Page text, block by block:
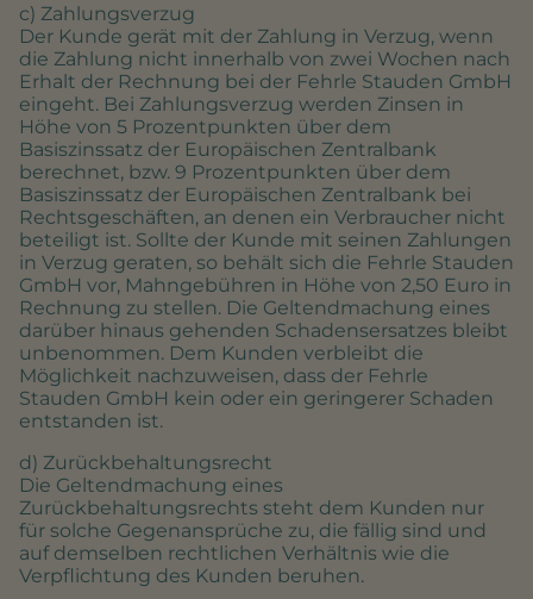
c) Zahlungsverzug
Der Kunde gerät mit der Zahlung in Verzug, wenn
die Zahlung nicht innerhalb von zwei Wochen nach
Erhalt der Rechnung bei der Fehrle Stauden GmbH
eingeht. Bei Zahlungsverzug werden Zinsen in
Höhe von 5 Prozentpunkten über dem
Basiszinssatz der Europäischen Zentralbank
berechnet, bzw. 9 Prozentpunkten über dem
Basiszinssatz der Europäischen Zentralbank bei
Rechtsgeschäften, an denen ein Verbraucher nicht
beteiligt ist. Sollte der Kunde mit seinen Zahlungen
in Verzug geraten, so behält sich die Fehrle Stauden
GmbH vor, Mahngebühren in Höhe von 2,50 Euro in
Rechnung zu stellen. Die Geltendmachung eines
darüber hinaus gehenden Schadensersatzes bleibt
unbenommen. Dem Kunden verbleibt die
Möglichkeit nachzuweisen, dass der Fehrle
Stauden GmbH kein oder ein geringerer Schaden
entstanden ist.
d) Zurückbehaltungsrecht
Die Geltendmachung eines
Zurückbehaltungsrechts steht dem Kunden nur
für solche Gegenansprüche zu, die fällig sind und
auf demselben rechtlichen Verhältnis wie die
Verpflichtung des Kunden beruhen.